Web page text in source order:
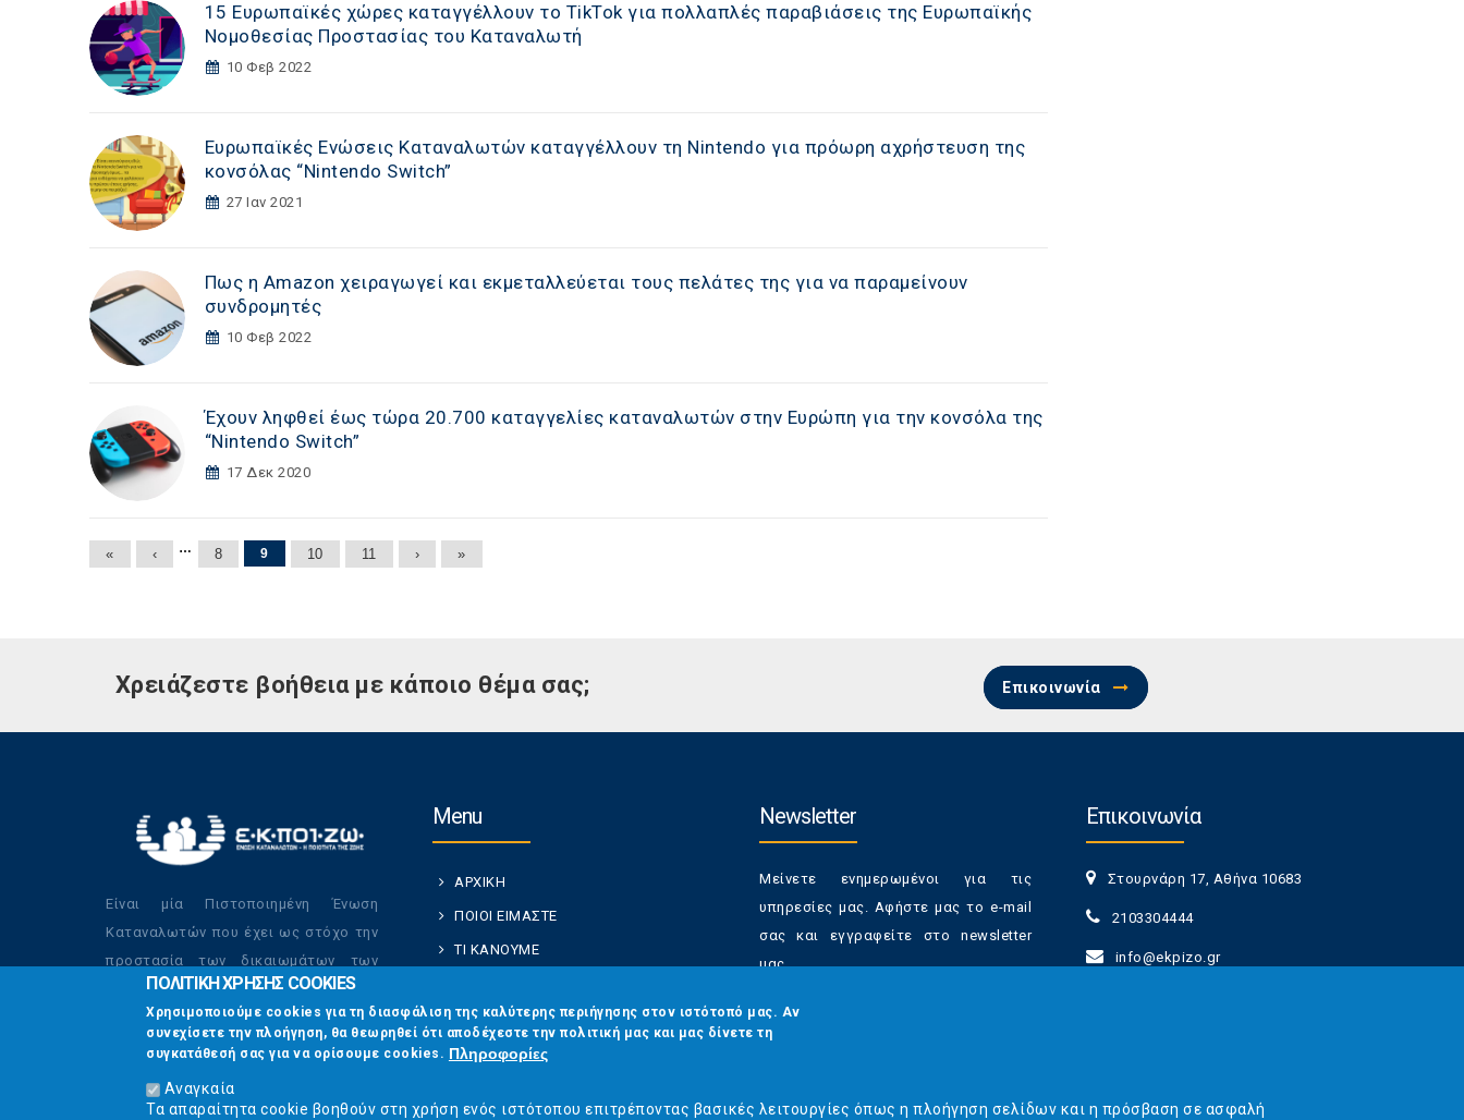
15 Ευρωπαϊκές χώρες καταγγέλλουν το TikTok για πολλαπλές παραβιάσεις της Ευρωπαϊκής
Νομοθεσίας Προστασίας του Καταναλωτή
10 Φεβ 2022
Ευρωπαϊκές Ενώσεις Καταναλωτών καταγγέλλουν τη Nintendo για πρόωρη αχρήστευση της
κονσόλας “Nintendo Switch”
27 Ιαν 2021
Πως η Amazon χειραγωγεί και εκμεταλλεύεται τους πελάτες της για να παραμείνουν
συνδρομητές
10 Φεβ 2022
Έχουν ληφθεί έως τώρα 20.700 καταγγελίες καταναλωτών στην Ευρώπη για την κονσόλα της
“Nintendo Switch”
17 Δεκ 2020
Σελίδες
« ‹ … 8 9 10 11 › »
Χρειάζεστε βοήθεια με κάποιο θέμα σας; Επικοινωνία
Είναι μία Πιστοποιημένη Ένωση
Καταναλωτών που έχει ως στόχο την
προστασία των δικαιωμάτων των
καταναλωτών και την βελτίωση της
ποιότητας της ζωής τους.
Menu
ΑΡΧΙΚΗ
ΠΟΙΟΙ ΕΙΜΑΣΤΕ
ΤΙ ΚΑΝΟΥΜΕ
ΟΙ ΔΡΑΣΕΙΣ ΜΑΣ
ΕΠΙΚΟΙΝΩΝΙΑ
Newsletter
Μείνετε ενημερωμένοι για τις
υπηρεσίες μας. Αφήστε μας το e-mail
σας και εγγραφείτε στο newsletter
μας.
Έχετε τη δυνατότητα απεγγραφής
από τα newsletters μας ανά πάσα
Email*
Επικοινωνία
Στουρνάρη 17, Αθήνα 10683
2103304444
info@ekpizo.gr
ΠΟΛΙΤΙΚΗ ΧΡΗΣΗΣ COOKIES
Χρησιμοποιούμε cookies για τη διασφάλιση της καλύτερης περιήγησης στον ιστότοπό μας. Αν
συνεχίσετε την πλοήγηση, θα θεωρηθεί ότι αποδέχεστε την πολιτική μας και μας δίνετε τη
συγκατάθεσή σας για να ορίσουμε cookies. Πληροφορίες
Αναγκαία
Τα απαραίτητα cookie βοηθούν στη χρήση ενός ιστότοπου επιτρέποντας βασικές λειτουργίες όπως η πλοήγηση σελίδων και η πρόσβαση σε ασφαλή